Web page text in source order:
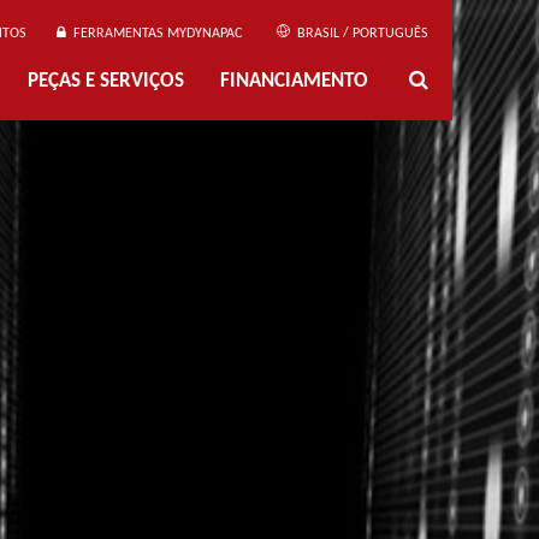
FERRAMENTAS MYDYNAPAC BRASIL / PORTUGUÊS
PEÇAS E SERVIÇOS FINANCIAMENTO